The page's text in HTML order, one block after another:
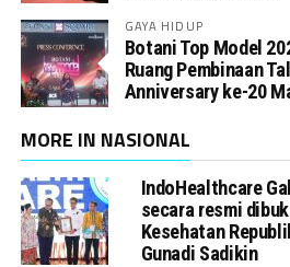
GAYA HIDUP
Botani Top Model
Ruang Pembinaan
Anniversary ke-20
MORE IN NASIONAL
IndoHealthcare
secara resmi
Kesehatan
Gunadi Sadikin